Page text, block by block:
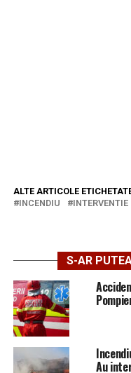
ALTE ARTICOLE
INCENDIU
INTERVENTIE
S-AR
Au